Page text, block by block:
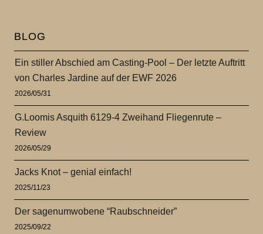
BLOG
Ein stiller Abschied am Casting-Pool – Der letzte Auftritt
von Charles Jardine auf der EWF 2026
2026/05/31
G.Loomis Asquith 6129-4 Zweihand Fliegenrute –
Review
2026/05/29
Jacks Knot – genial einfach!
2025/11/23
Der sagenumwobene “Raubschneider”
2025/09/22